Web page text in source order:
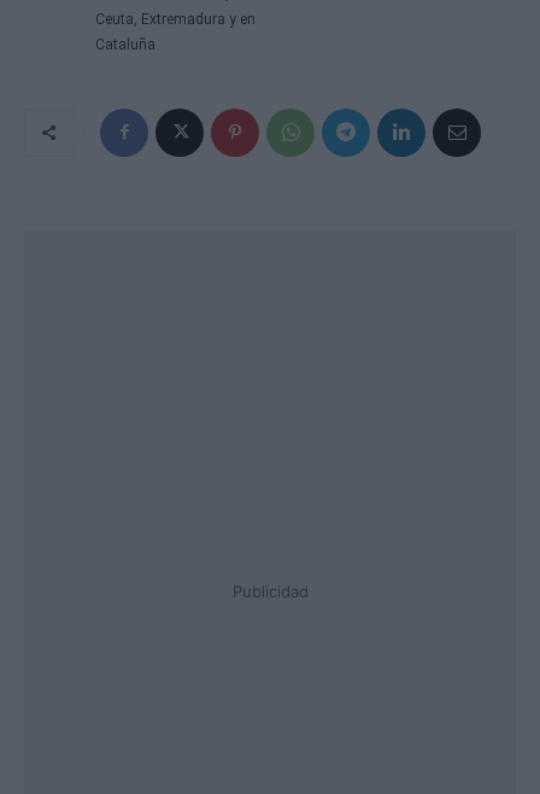
Ceuta, Extremadura y en
Cataluña
Publicidad